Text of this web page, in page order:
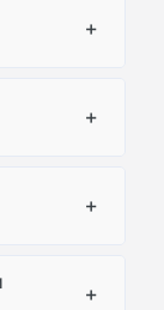
+
+
+
+